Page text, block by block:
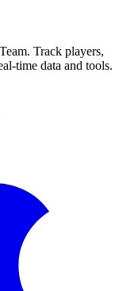
Track players,
time data and tools.